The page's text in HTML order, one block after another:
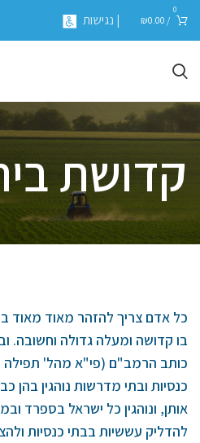
0
/
₪0.00 | נגישות
קדושת
כל אדם צריך להזהר מאוד מאוד
בו קדושה ומעלה גדולה וחשובה.
כותב הרמב"ם (פי"א מהל' תפילה
כנסיות ובתי מדרשות נוהגין בהן
אותן, ונוהגין כל ישראל בספרד
להדליק עששיות בבתי כנסיות